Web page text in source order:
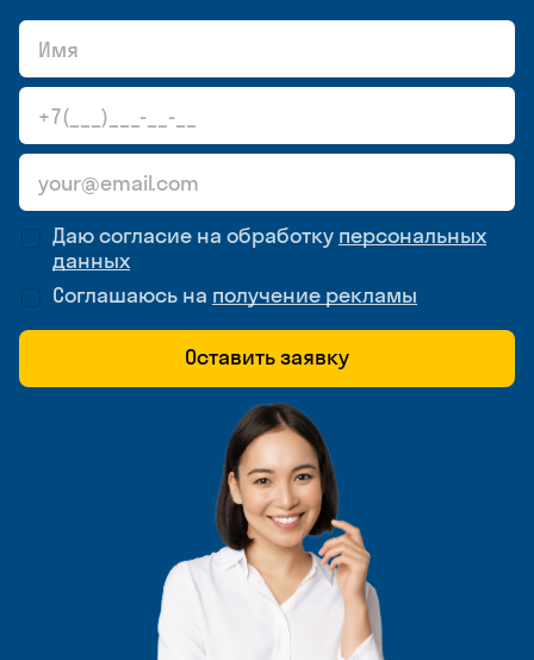
Даю согласие на обработку персональных
данных
Соглашаюсь на получение рекламы
Оставить заявку